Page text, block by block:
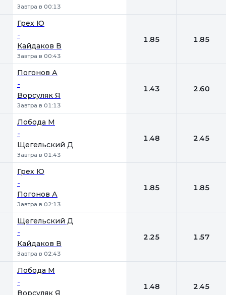
Завтра в 00:13
Грех Ю
-
Кайдаков В
Завтра в 00:43
1.85 1.85
Погонов А
-
Ворсуляк Я
Завтра в 01:13
1.43 2.60
Лобода М
-
Щегельский Д
Завтра в 01:43
1.48 2.45
Грех Ю
-
Погонов А
Завтра в 02:13
1.85 1.85
Щегельский Д
-
Кайдаков В
Завтра в 02:43
2.25 1.57
Лобода М
-
Ворсуляк Я
1.48 2.45